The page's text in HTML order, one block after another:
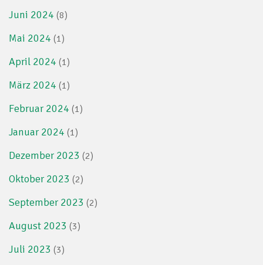
Juni 2024 (8)
Mai 2024 (1)
April 2024 (1)
März 2024 (1)
Februar 2024 (1)
Januar 2024 (1)
Dezember 2023 (2)
Oktober 2023 (2)
September 2023 (2)
August 2023 (3)
Juli 2023 (3)